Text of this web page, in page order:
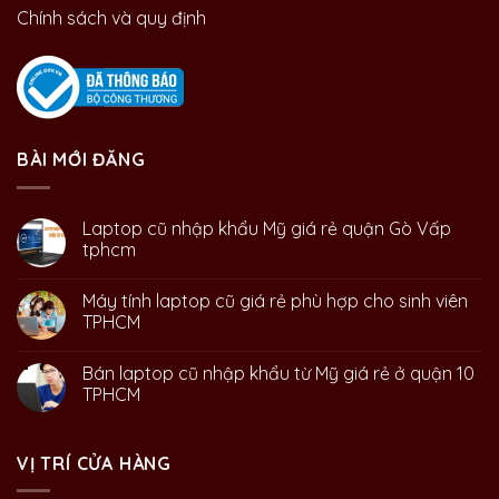
Chính sách và quy định
BÀI MỚI ĐĂNG
Laptop cũ nhập khẩu Mỹ giá rẻ quận Gò Vấp
tphcm
Máy tính laptop cũ giá rẻ phù hợp cho sinh viên
TPHCM
Bán laptop cũ nhập khẩu từ Mỹ giá rẻ ở quận 10
TPHCM
VỊ TRÍ CỬA HÀNG